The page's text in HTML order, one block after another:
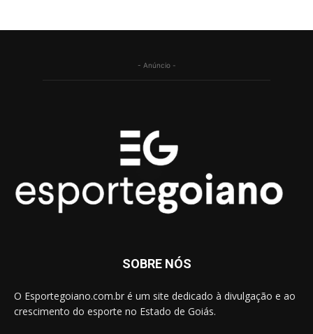
- Anúncio -
SOBRE NÓS
O Esportegoiano.com.br é um site dedicado à divulgação e ao
crescimento do esporte no Estado de Goiás.